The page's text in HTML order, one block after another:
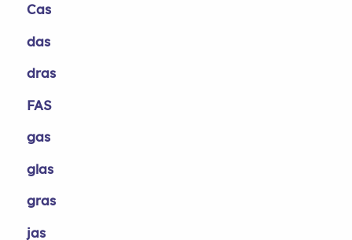
Cas
das
dras
FAS
gas
glas
gras
jas